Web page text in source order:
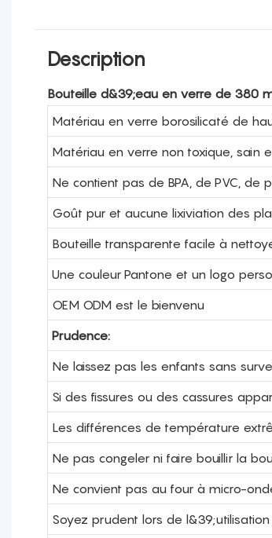
Description
Bouteille d&39;eau en verre de 380
Matériau en verre borosilicaté de
Matériau en verre non toxique, sain
Ne contient pas de BPA, de PVC,
Goût pur et aucune lixiviation des
Bouteille transparente facile à
Une couleur Pantone et un logo
OEM ODM est le bienvenu
Prudence:
Ne laissez pas les enfants sans
Si des fissures ou des cassures
Les différences de température
Ne pas congeler ni faire bouillir la
Ne convient pas au four à micro-
Soyez prudent lors de